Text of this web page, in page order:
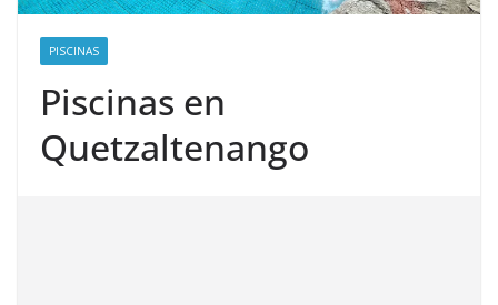
PISCINAS
Piscinas en
Quetzaltenango